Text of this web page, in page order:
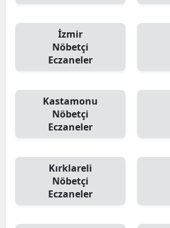
İzmir
Nöbetçi
Eczaneler
Kastamonu
Nöbetçi
Eczaneler
Kırklareli
Nöbetçi
Eczaneler